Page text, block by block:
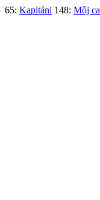
65: Kapitáni 148: Môj